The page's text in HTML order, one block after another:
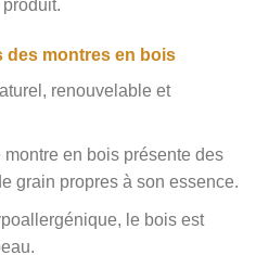
des montres en bois
renouvelable et
montre en bois présente des
grain propres à son essence.
le bois est